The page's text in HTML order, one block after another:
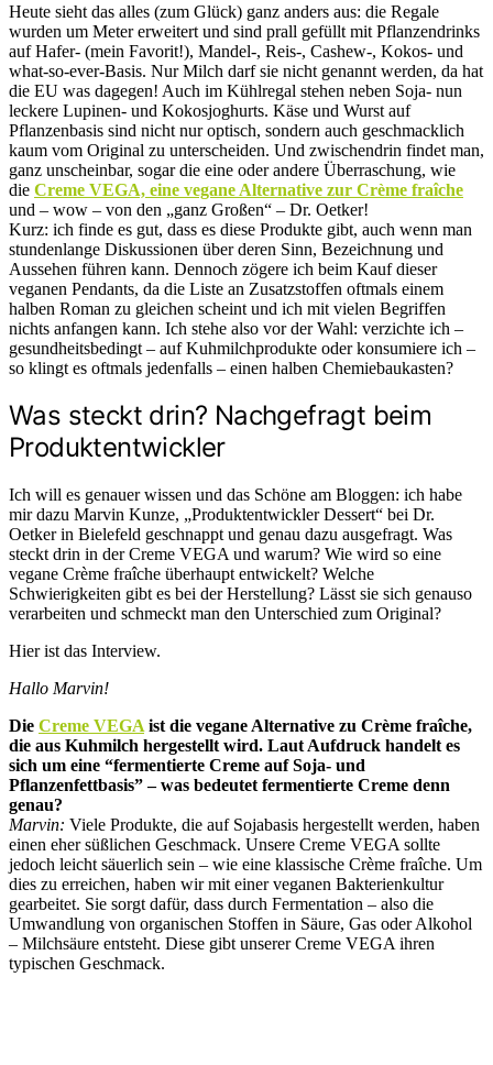
Heute sieht das alles (zum Glück) ganz anders aus: die Regale
wurden um Meter erweitert und sind prall gefüllt mit Pflanzendrinks
auf Hafer- (mein Favorit!), Mandel-, Reis-, Cashew-, Kokos- und
what-so-ever-Basis. Nur Milch darf sie nicht genannt werden, da hat
die EU was dagegen! Auch im Kühlregal stehen neben Soja- nun
leckere Lupinen- und Kokosjoghurts. Käse und Wurst auf
Pflanzenbasis sind nicht nur optisch, sondern auch geschmacklich
kaum vom Original zu unterscheiden. Und zwischendrin findet man,
ganz unscheinbar, sogar die eine oder andere Überraschung, wie
die Creme VEGA, eine vegane Alternative zur Crème fraîche
und – wow – von den „ganz Großen“ – Dr. Oetker!
Kurz: ich finde es gut, dass es diese Produkte gibt, auch wenn man
stundenlange Diskussionen über deren Sinn, Bezeichnung und
Aussehen führen kann. Dennoch zögere ich beim Kauf dieser
veganen Pendants, da die Liste an Zusatzstoffen oftmals einem
halben Roman zu gleichen scheint und ich mit vielen Begriffen
nichts anfangen kann. Ich stehe also vor der Wahl: verzichte ich –
gesundheitsbedingt – auf Kuhmilchprodukte oder konsumiere ich –
so klingt es oftmals jedenfalls – einen halben Chemiebaukasten?
Was steckt drin? Nachgefragt beim
Produktentwickler
Ich will es genauer wissen und das Schöne am Bloggen: ich habe
mir dazu Marvin Kunze, „Produktentwickler Dessert“ bei Dr.
Oetker in Bielefeld geschnappt und genau dazu ausgefragt. Was
steckt drin in der Creme VEGA und warum? Wie wird so eine
vegane Crème fraîche überhaupt entwickelt? Welche
Schwierigkeiten gibt es bei der Herstellung? Lässt sie sich genauso
verarbeiten und schmeckt man den Unterschied zum Original?
Hier ist das Interview.
Hallo Marvin!
Die Creme VEGA ist die vegane Alternative zu Crème fraîche,
die aus Kuhmilch hergestellt wird. Laut Aufdruck handelt es
sich um eine “fermentierte Creme auf Soja- und
Pflanzenfettbasis” – was bedeutet fermentierte Creme denn
genau?
Marvin: Viele Produkte, die auf Sojabasis hergestellt werden, haben
einen eher süßlichen Geschmack. Unsere Creme VEGA sollte
jedoch leicht säuerlich sein – wie eine klassische Crème fraîche. Um
dies zu erreichen, haben wir mit einer veganen Bakterienkultur
gearbeitet. Sie sorgt dafür, dass durch Fermentation – also die
Umwandlung von organischen Stoffen in Säure, Gas oder Alkohol
– Milchsäure entsteht. Diese gibt unserer Creme VEGA ihren
typischen Geschmack.